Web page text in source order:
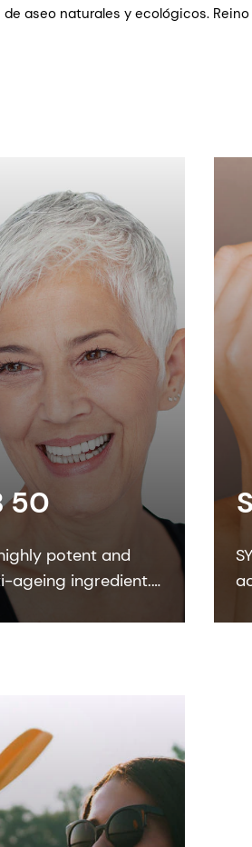
aseo naturales y ecológicos.
50
potent and
ageing ingredient.
across all major